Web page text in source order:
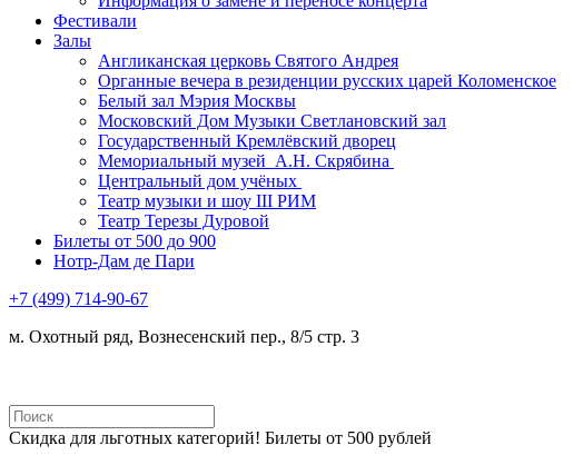
Фестивали
Залы
Англиканская церковь Святого Андрея
Органные вечера в резиденции русских царей Коломенское
Белый зал Мэрия Москвы
Московский Дом Музыки Светлановский зал
Государственный Кремлёвский дворец
Мемориальный музей А.Н. Скрябина
Центральный дом учёных
Театр музыки и шоу III РИМ
Театр Терезы Дуровой
Билеты от 500 до 900
Нотр-Дам де Пари
+7 (499) 714-90-67
м. Охотный ряд, Вознесенский пер., 8/5 стр. 3
Скидка для льготных категорий! Билеты от 500 рублей